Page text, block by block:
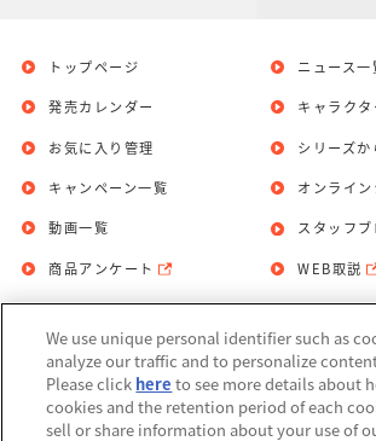
トップページ
発売カレンダー
お気に入り管理
ニュース一
キャラク
シリーズか
キャンペーン一覧
動画一覧
商品アンケート
オンライ
スタッフブ
WEB取説
お問い合わせ 個人情
利用規約
Do Not Sell or Share My
We use unique personal identifier such as
analyze our traffic and to personalize
Please click here to see more details about
cookies and the retention period of each
sell or share information about your use of